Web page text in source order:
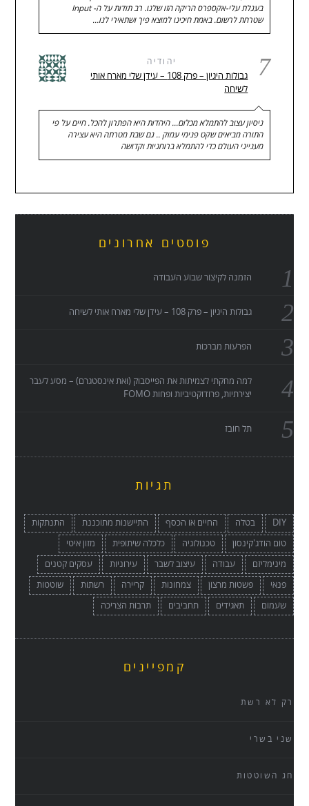
בעגלת עלי-אקספרס הריקה הזו שלנו. רב תודות על ה- Input
שטרחת לרשום. באמת חיכינו למוצא פיך ושתאירי לנו…
7 יהודיה
גבולות היגיון – פרק 108 – עידן שלי מארח אותי
לשיחה
ניסיון עצוב להתמלא מכלום... היהדות היא הפתרון להכל. חיים על פי
התורה מביאים שקט פנימי עמוק .. גם שבת מטרתה היא עצירה
מענייני העולם כדי להתמלא ברוחניות וקדושה
פוסטים אחרונים
הזמנה לקיצור שבוע העבודה
גבולות היגיון – פרק 108 – עידן שלי מארח אותי לשיחה
הפרעות מברכות
למה מחקתי לצמיתות את הפייסבוק (ואת אינסטגרם) – מסע לעבר
יצירתיות, פרודוקטיביות ופחות FOMO
תל חובז
תגיות
DIY בטלה החיים או הכסף התיישנות מתוכננת
התנתקות
טום הודג'קינסון
טכנולוגיה כלכלה שיתופית
מזון איטי
מינימליזם
עבודה עיצוב לשבר עירוניות
עסקים קטנים
פנאי
פשטות מרצון צמחונות קריירה רשתות
שוטטות
שעמום
תאגידים תחביבים תרבות הצריכה
קמפיינים
רק לא רשת
שני בשרי
חג השוטטות